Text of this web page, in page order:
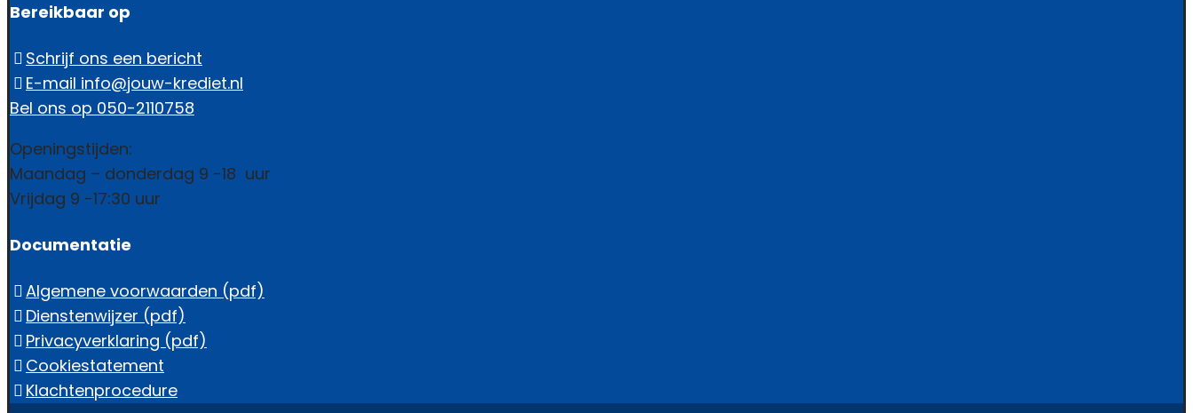
Bereikbaar op
Schrijf ons een bericht
E-mail info@jouw-krediet.nl
Bel ons op 050-2110758
Openingstijden:
Maandag – donderdag 9 -18 uur
Vrijdag 9 -17:30 uur
Documentatie
Algemene voorwaarden (pdf)
Dienstenwijzer (pdf)
Privacyverklaring (pdf)
Cookiestatement
Klachtenprocedure